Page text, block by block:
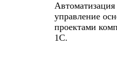
Автоматизация
управление
проектами
1С.